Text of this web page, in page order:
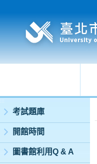
:::
考試題庫
開館時間
圖書館利用Q & A